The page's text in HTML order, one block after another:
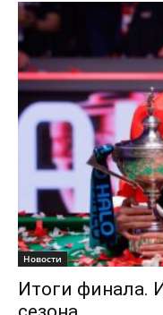
Новости
Итоги финала.